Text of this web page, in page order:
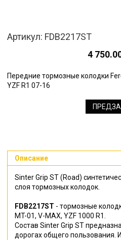
Артикул: FDB2217ST
4
Передние тормозные колодки
YZF R1 07-16
Описание
Sinter Grip ST (Road)
слоя тормозных колодок.
FDB2217ST - тормозные
MT-01, V-MAX, YZF 1000 R1.
Состав Sinter Grip ST
дорогах общего пользования.